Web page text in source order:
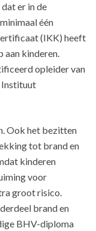
er in de
één
(IKK) heeft
aan kinderen.
opleider van
Instituut
Ook het bezitten
tot brand en
kinderen
voor
groot risico.
brand en
BHV-diploma